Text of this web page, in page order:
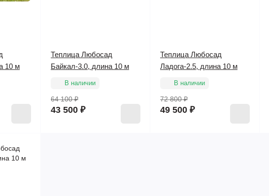
10 м
Теплица Любосад
Байкал-3.0, длина 10 м
В наличии
64 100 ₽
43 500 ₽
Теплица Любосад
Ладога-2.5, длина 10 м
В наличии
72 800 ₽
49 500 ₽